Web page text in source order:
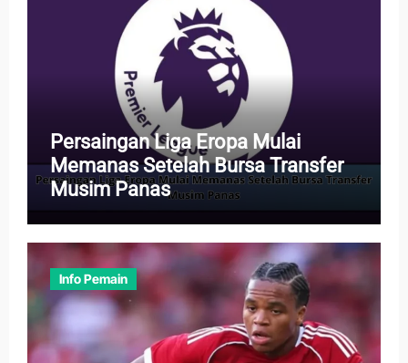
Persaingan Liga Eropa Mulai
Memanas Setelah Bursa Transfer
Musim Panas
Info Pemain